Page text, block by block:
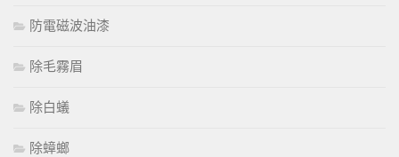
防電磁波油漆
除毛霧眉
除白蟻
除蟑螂